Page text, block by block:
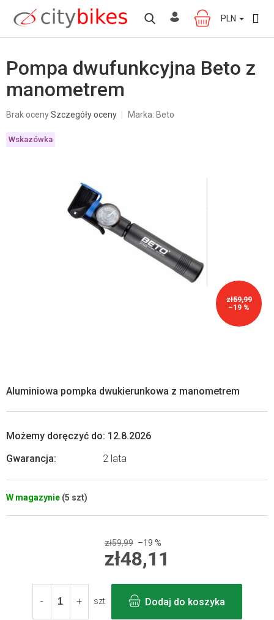
treści
KOSZYK
PLN
Pompa dwufunkcyjna Beto z
manometrem
Średnia
produktu
wynosi
Brak ocenySzczegóły oceny Marka: Beto
zł59,99
–19 %
Wskazówka
W magazynie (5 szt)
Możemy doręczyć do: 12.8.2026
Gwarancja: 2 lata
Aluminiowa pompka dwukierunkowa z manometrem
zł59,99 –19 %
zł48,11
jednostkowa:
szt
Dodaj do koszyka